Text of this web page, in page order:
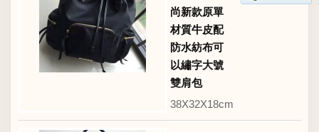
尚新款原單
材質牛皮配
防水紡布可
以繡字大號
雙肩包
38X32X18cm